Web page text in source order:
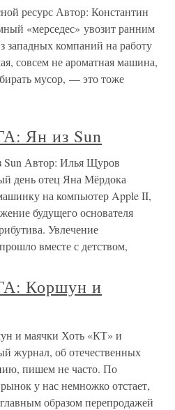
ресурс Автор: Константин
«мерседес» увозит ранним
западных компаний на работу
совсем не ароматная машина,
мусор, — это тоже
Ян из Sun
Автор: Илья Щуров
день отец Яна Мёрдока
на компьютер Apple II,
будущего основателя
Увлечение
вместе с детством,
Коршун и
маячки Хоть «КТ» и
журнал, об отечественных
пишем не часто. По
у нас немножко отстает,
образом перепродажей